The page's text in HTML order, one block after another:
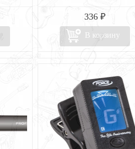
336 ₽
В корзину